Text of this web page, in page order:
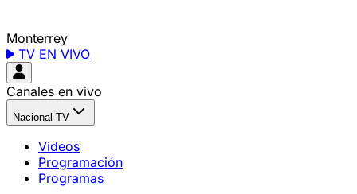
Monterrey
TV EN VIVO
Canales en vivo
Nacional TV
Videos
Programación
Programas